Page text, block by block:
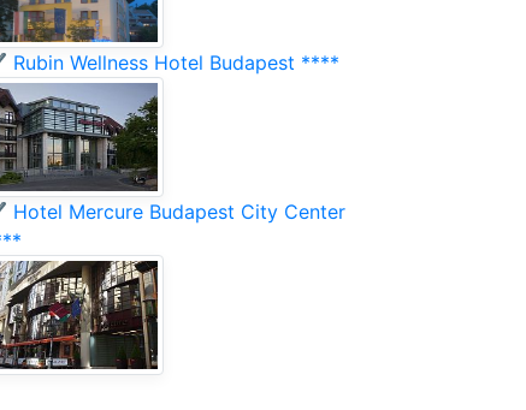
Wellness Hotel Budapest ****
Mercure Budapest City Center